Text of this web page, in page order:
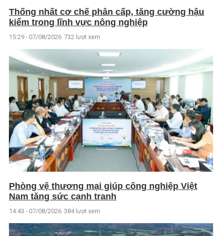
Thống nhất cơ chế phân cấp, tăng cường hậu
kiểm trong lĩnh vực nông nghiệp
15:29 - 07/08/2026 732 lượt xem
Phòng vệ thương mại giúp công nghiệp Việt
Nam tăng sức cạnh tranh
14:43 - 07/08/2026 384 lượt xem